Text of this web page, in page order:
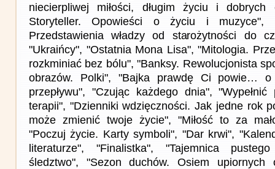
niecierpliwej miłości, długim życiu i dobrych
Storyteller. Opowieści o życiu i muzyce",
Przedstawienia władzy od starożytności do
"Ukraińcy", "Ostatnia Mona Lisa", "Mitologia.
rozkminiać bez bólu", "Banksy. Rewolucjonista
obrazów. Polki", "Bajka prawdę Ci powie… o
przepływu", "Czując każdego dnia",
terapii", "Dzienniki wdzięczności. Jak jedne rok
może zmienić twoje życie", "Miłość to za
"Poczuj życie. Karty symboli", "Dar krwi",
literaturze", "Finalistka", "Tajemnica
śledztwo", "Sezon duchów. Osiem upiornych